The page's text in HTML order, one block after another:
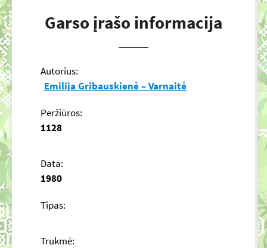
Garso įrašo informacija
Autorius:
Emilija Gribauskienė – Varnaitė
Peržiūros:
1128
Data:
1980
Tipas:
Trukmė: